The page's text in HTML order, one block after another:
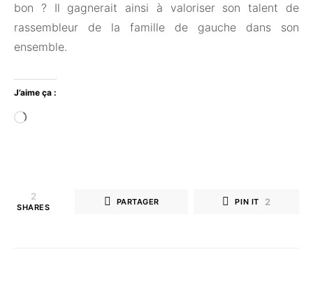
bon ? Il gagnerait ainsi à valoriser son talent de
rassembleur de la famille de gauche dans son
ensemble.
J’aime ça :
Chargement…
2
SHARES
PARTAGER PIN IT 2